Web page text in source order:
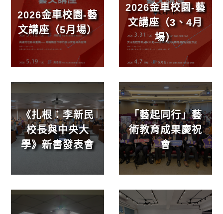
2026金車校園-藝
文講座（5月場）
2026金車校園-藝
文講座（3、4月
場）
《扎根：李新民
校長與中央大
學》新書發表會
「藝起同行」藝
術教育成果慶祝
會